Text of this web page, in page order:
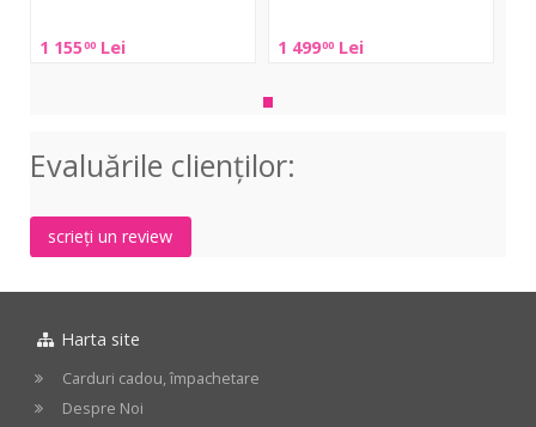
1 15500 Lei
HN20B
1 49900 Lei
HN22B
Evaluările clienţilor:
scrieți un review
Harta site
Carduri cadou, împachetare
Despre Noi